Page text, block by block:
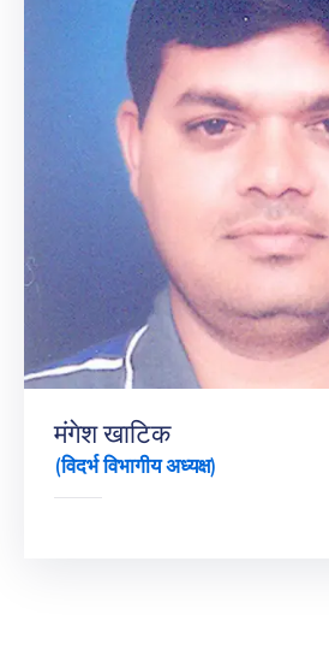
मंगेश खाटिक
(विदर्भ विभागीय अध्यक्ष)